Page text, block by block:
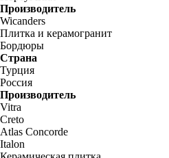
Производитель
Wicanders
Плитка и керамогранит
Бордюры
Страна
Турция
Россия
Производитель
Vitra
Creto
Atlas Concorde
Italon